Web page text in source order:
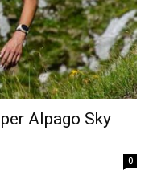
Alpago Sky
0